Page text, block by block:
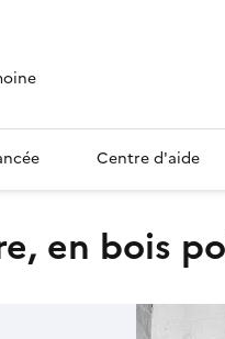
Centre d'aide
en bois